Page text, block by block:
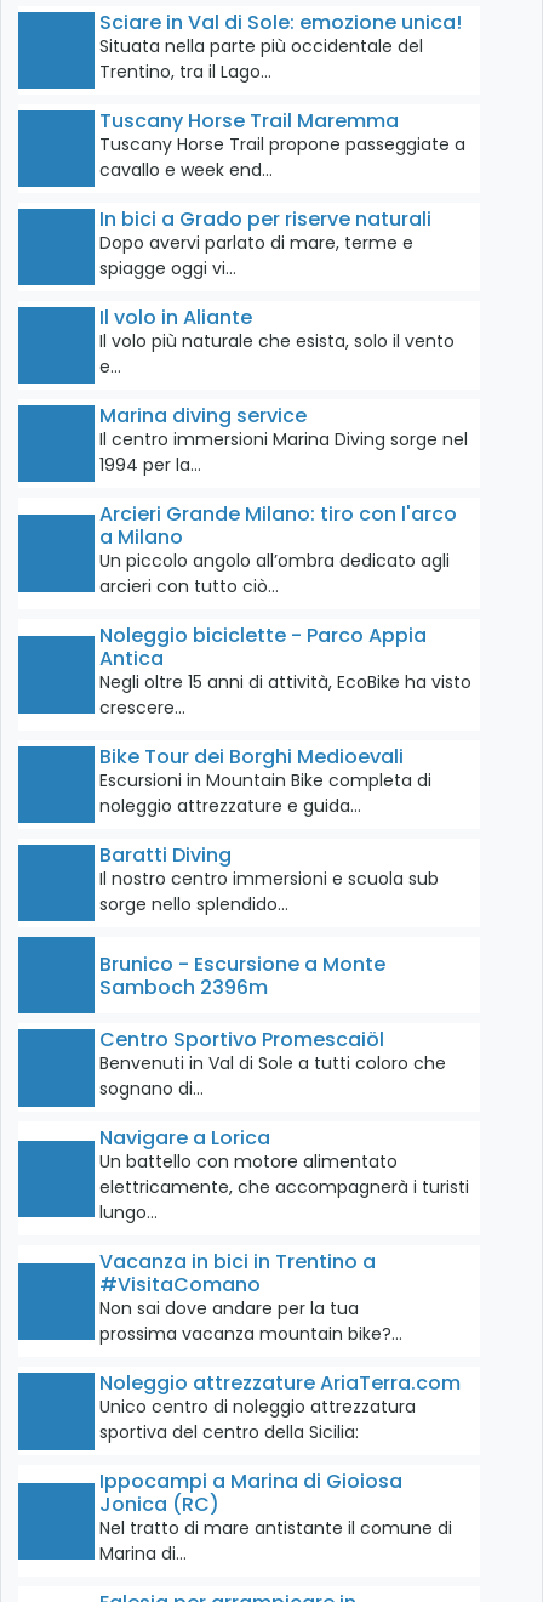
Sciare in Val di Sole: emozione unica!
Situata nella parte più occidentale del
Trentino, tra il Lago…
Tuscany Horse Trail Maremma
Tuscany Horse Trail propone passeggiate a
cavallo e week end…
In bici a Grado per riserve naturali
Dopo avervi parlato di mare, terme e
spiagge oggi vi…
Il volo in Aliante
Il volo più naturale che esista, solo il vento
e…
Marina diving service
Il centro immersioni Marina Diving sorge nel
1994 per la…
Arcieri Grande Milano: tiro con l'arco
a Milano
Un piccolo angolo all’ombra dedicato agli
arcieri con tutto ciò…
Noleggio biciclette - Parco Appia
Antica
Negli oltre 15 anni di attività, EcoBike ha visto
crescere…
Bike Tour dei Borghi Medioevali
Escursioni in Mountain Bike completa di
noleggio attrezzature e guida…
Baratti Diving
Il nostro centro immersioni e scuola sub
sorge nello splendido…
Brunico - Escursione a Monte
Samboch 2396m
Centro Sportivo Promescaiöl
Benvenuti in Val di Sole a tutti coloro che
sognano di…
Navigare a Lorica
Un battello con motore alimentato
elettricamente, che accompagnerà i turisti
lungo…
Vacanza in bici in Trentino a
#VisitaComano
Non sai dove andare per la tua
prossima vacanza mountain bike?…
Noleggio attrezzature AriaTerra.com
Unico centro di noleggio attrezzatura
sportiva del centro della Sicilia:
Ippocampi a Marina di Gioiosa
Jonica (RC)
Nel tratto di mare antistante il comune di
Marina di…